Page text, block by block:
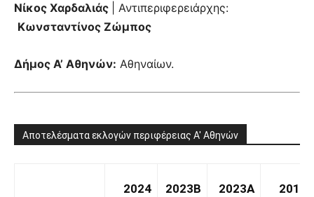
Νίκος Χαρδαλιάς
| Αντιπεριφερειάρχης:
Κωνσταντίνος Ζώμπος
Δήμος Α’ Αθηνών: Αθηναίων.
Αποτελέσματα εκλογών περιφέρειας Α' Αθηνών
2024
2023B
2023A
2019